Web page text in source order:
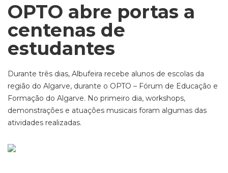
OPTO abre portas a
centenas de
estudantes
Durante três dias, Albufeira recebe alunos de escolas da
região do Algarve, durante o OPTO – Fórum de Educação e
Formação do Algarve. No primeiro dia, workshops,
demonstrações e atuações musicais foram algumas das
atividades realizadas.